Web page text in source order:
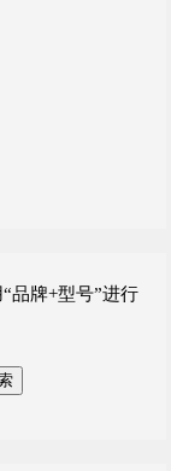
品牌+型号”进行